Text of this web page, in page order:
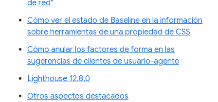
de red"
Cómo ver el estado de Baseline en la información
sobre herramientas de una propiedad de CSS
Cómo anular los factores de forma en las
sugerencias de clientes de usuario-agente
Lighthouse 12.8.0
Otros aspectos destacados